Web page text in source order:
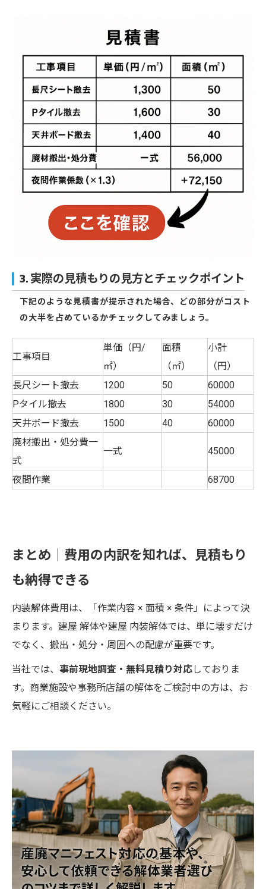
3. 実際の見積もりの見方とチェックポイント
下記のような見積書が提示された場合、どの部分がコスト
の大半を占めているかチェックしてみましょう。
工事項目
単価（円/
㎡）
面積
（㎡）
小計
（円）
長尺シート撤去
1200 50
60000
Pタイル撤去
1800 30
54000
天井ボード撤去
1500 40
60000
廃材搬出・処分費一
式
一式 45000
夜間作業 68700
まとめ｜費用の内訳を知れば、見積もり
も納得できる
内装解体費用は、「作業内容 × 面積 × 条件」によって決
まります。建屋 解体や建屋 内装解体では、単に壊すだけ
でなく、搬出・処分・周囲への配慮が重要です。
当社では、 事前現地調査・無料見積り対応しておりま
す。商業施設や事務所店舗の解体をご検討中の方は、お
気軽にご相談ください。